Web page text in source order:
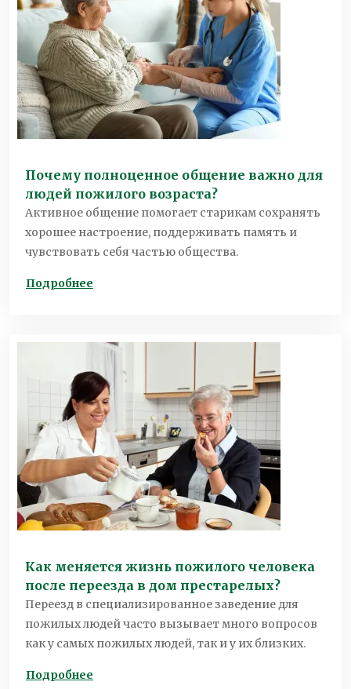
Почему полноценное общение важно для
людей пожилого возраста?
Активное общение помогает старикам сохранять
хорошее настроение, поддерживать память и
чувствовать себя частью общества.
Подробнее
Как меняется жизнь пожилого человека
после переезда в дом престарелых?
Переезд в специализированное заведение для
пожилых людей часто вызывает много вопросов
как у самых пожилых людей, так и у их близких.
Подробнее